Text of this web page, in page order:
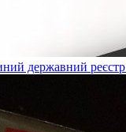
державний реєстр